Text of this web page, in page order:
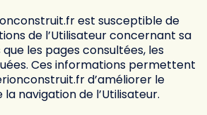
est susceptible de
de l’Utilisateur concernant sa
les pages consultées, les
Ces informations permettent
d’améliorer le
navigation de l’Utilisateur.